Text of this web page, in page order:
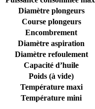
Diamètre plongeurs
Course plongeurs
Encombrement
Diamètre aspiration
Diamètre refoulement
Capacité d’huile
Poids (à vide)
Température maxi
Température mini